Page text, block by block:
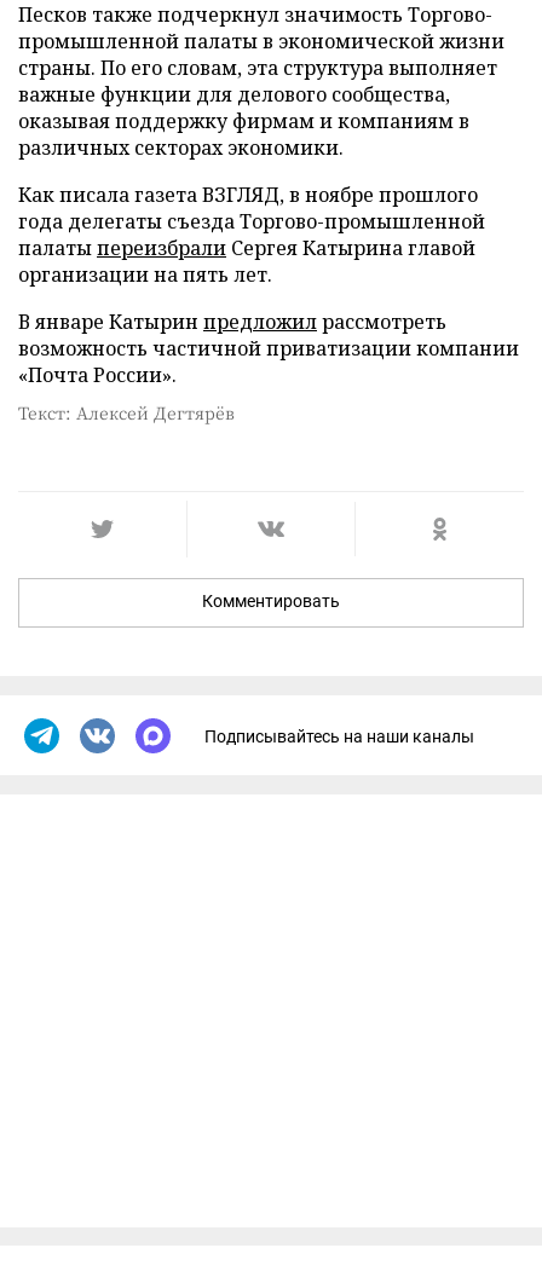
Песков также подчеркнул значимость Торгово-
промышленной палаты в экономической жизни
страны. По его словам, эта структура выполняет
важные функции для делового сообщества,
оказывая поддержку фирмам и компаниям в
различных секторах экономики.
Как писала газета ВЗГЛЯД, в ноябре прошлого
года делегаты съезда Торгово-промышленной
палатыпереизбрали Сергея Катырина главой
организации на пять лет.
В январе Катырин предложилрассмотреть
возможность частичной приватизации компании
«Почта России».
Текст: Алексей Дегтярёв
Комментировать
Подписывайтесь на наши каналы